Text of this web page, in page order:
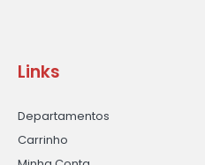
Links
Departamentos
Carrinho